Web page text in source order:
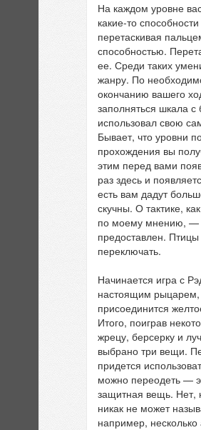
На каждом уровне
какие-то
перетаскивая
способностью.
ее. Среди таких
жанру. По
окончанию вашего
заполняться шкала
использовал свою
Бывает, что уровни
прохождения вы
этим перед вами
раз здесь и
есть вам дадут
скучны. О тактике,
по моему мнению, —
предоставлен.
переключать.
Начинается игра с
настоящим рыцарем,
присоединится
Итого, поиграв
жрецу, берсерку и
выбрано три вещи.
придется
можно переодеть —
защитная вещь. Нет,
никак не может
например,